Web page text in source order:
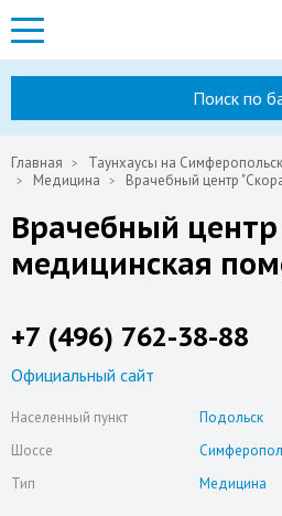
Поиск по
Главная Таунхаусы на
Медицина
Врачебный центр
Врачебный центр
медицинская
+7 (496) 762-38-88
Официальный сайт
Населенный пункт
Подольск
Шоссе
Тип
Медицина